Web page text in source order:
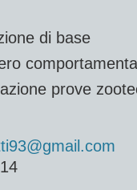
di base
prove